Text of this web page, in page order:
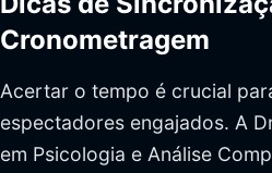
Cronometragem
Acertar o tempo é crucial
espectadores engajados. A
em Psicologia e Análise